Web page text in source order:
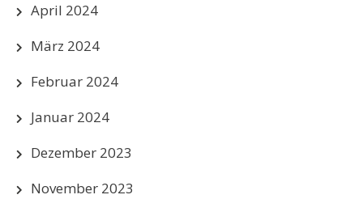
April 2024
März 2024
Februar 2024
Januar 2024
Dezember 2023
November 2023